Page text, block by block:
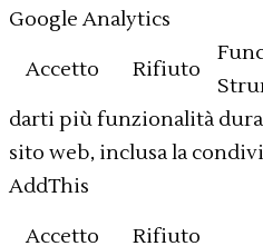
Google Analytics
Accetto
Rifiuto
darti più funzionalità
sito web, inclusa la
AddThis
Accetto
Rifiuto